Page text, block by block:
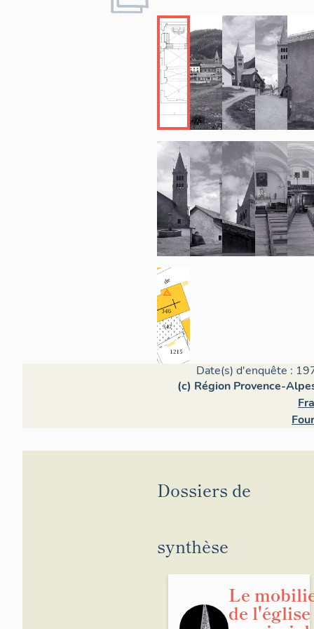
Le clocher est
étages de
chanfreinés
chanfreinées
et flèche
Distribution
L'ensemble
des peintures
du rose. Sol
d'impostes
Le maitre-autel
chevet pour
liturgie de
Si le clocher
contemporain
(tribune).
Date(s) d'enquête :
(c) Région Provence-
Dossiers de
synthèse
Le
de l'église